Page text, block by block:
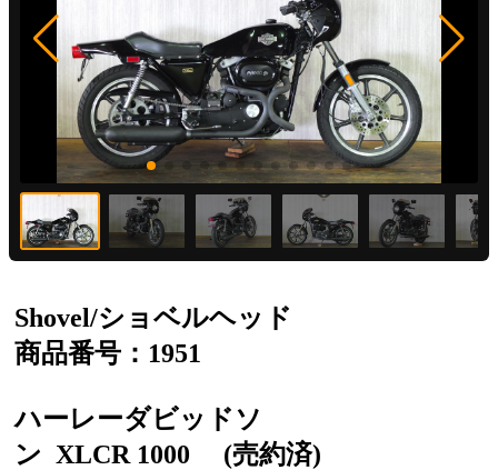
Shovel/ショベルヘッド
商品番号：1951
ハーレーダビッドソ
ン XLCR 1000 (売約済)